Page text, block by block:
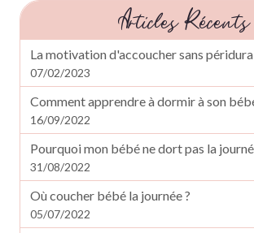
Articles Récents
La motivation d'accoucher sans
07/02/2023
Comment apprendre à dormir à son
16/09/2022
Pourquoi mon bébé ne dort pas la
31/08/2022
Où coucher bébé la journée ?
05/07/2022